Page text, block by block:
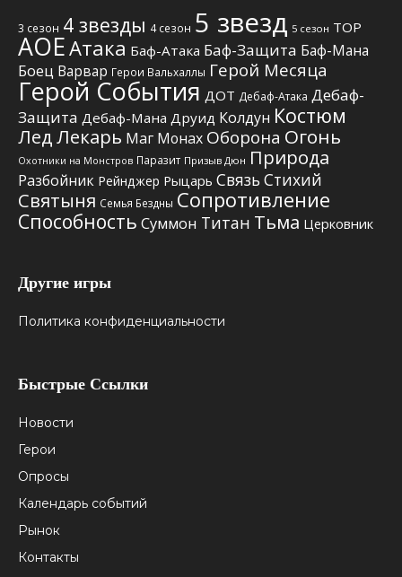
3 сезон 4 звезды 4 сезон 5 звезд 5 сезон TOP
АОЕАтака Баф-Атака Баф-Защита Баф-Мана
Боец Варвар Герои Вальхаллы Герой Месяца
Герой События ДОТ Дебаф-Атака Дебаф-
Защита Дебаф-Мана Друид Колдун Костюм
ЛедЛекарь Маг Монах Оборона Огонь
Охотники на Монстров Паразит Призыв Дюн Природа
Разбойник Рейнджер Рыцарь Связь Стихий
Святыня Семья Бездны Сопротивление
Способность Суммон Титан Тьма Церковник
Другие игры
Политика конфиденциальности
Быстрые Ссылки
Новости
Герои
Опросы
Календарь событий
Рынок
Контакты